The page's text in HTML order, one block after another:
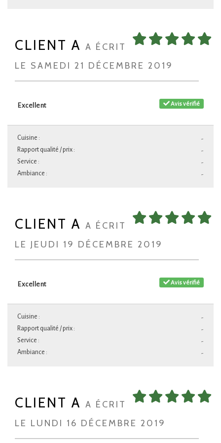
CLIENT A A ÉCRIT
LE SAMEDI 21 DÉCEMBRE 2019
Avis vérifié
Excellent
-
Cuisine :
-
Rapport qualité / prix :
-
Service :
-
Ambiance :
CLIENT A A ÉCRIT
LE JEUDI 19 DÉCEMBRE 2019
Avis vérifié
Excellent
-
Cuisine :
-
Rapport qualité / prix :
-
Service :
-
Ambiance :
CLIENT A A ÉCRIT
LE LUNDI 16 DÉCEMBRE 2019